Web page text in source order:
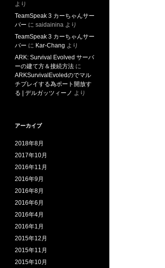
より
TeamSpeak 3 カーちゃんサー
バー に saidainina より
TeamSpeak 3 カーちゃんサー
バー に Kar-Chang より
ARK: Survival Evolved サーバ
ーの建て方＆接続方法 に
ARKSurvivalEvoledのでマル
チプレイする為ポート開放す
る | デルガッツィーノ より
アーカイブ
2018年8月
2017年10月
2016年11月
2016年9月
2016年8月
2016年6月
2016年4月
2016年1月
2015年12月
2015年11月
2015年10月